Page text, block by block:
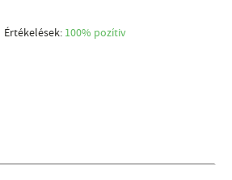
Értékelések: 100% pozítiv